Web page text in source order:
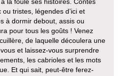
tristes, légendes d’ici et
à dormir debout, assis ou
pour tous les goûts ! Venez
de laquelle découlera une
et laissez-vous surprendre
les cabrioles et les mots
Et qui sait, peut-être ferez-